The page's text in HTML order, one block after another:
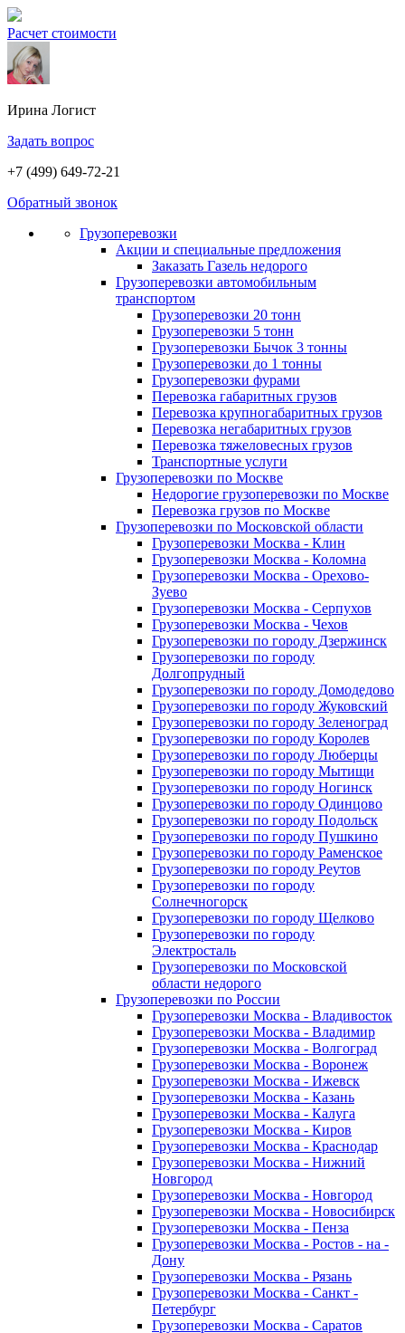
Расчет стоимости
Ирина Логист
Задать вопрос
+7 (499) 649-72-21
Обратный звонок
Грузоперевозки
Акции и специальные предложения
Заказать Газель недорого
Грузоперевозки автомобильным
транспортом
Грузоперевозки 20 тонн
Грузоперевозки 5 тонн
Грузоперевозки Бычок 3 тонны
Грузоперевозки до 1 тонны
Грузоперевозки фурами
Перевозка габаритных грузов
Перевозка крупногабаритных грузов
Перевозка негабаритных грузов
Перевозка тяжеловесных грузов
Транспортные услуги
Грузоперевозки по Москве
Недорогие грузоперевозки по Москве
Перевозка грузов по Москве
Грузоперевозки по Московской области
Грузоперевозки Москва - Клин
Грузоперевозки Москва - Коломна
Грузоперевозки Москва - Орехово-
Зуево
Грузоперевозки Москва - Серпухов
Грузоперевозки Москва - Чехов
Грузоперевозки по городу Дзержинск
Грузоперевозки по городу
Долгопрудный
Грузоперевозки по городу Домодедово
Грузоперевозки по городу Жуковский
Грузоперевозки по городу Зеленоград
Грузоперевозки по городу Королев
Грузоперевозки по городу Люберцы
Грузоперевозки по городу Мытищи
Грузоперевозки по городу Ногинск
Грузоперевозки по городу Одинцово
Грузоперевозки по городу Подольск
Грузоперевозки по городу Пушкино
Грузоперевозки по городу Раменское
Грузоперевозки по городу Реутов
Грузоперевозки по городу
Солнечногорск
Грузоперевозки по городу Щелково
Грузоперевозки по городу
Электросталь
Грузоперевозки по Московской
области недорого
Грузоперевозки по России
Грузоперевозки Москва - Владивосток
Грузоперевозки Москва - Владимир
Грузоперевозки Москва - Волгоград
Грузоперевозки Москва - Воронеж
Грузоперевозки Москва - Ижевск
Грузоперевозки Москва - Казань
Грузоперевозки Москва - Калуга
Грузоперевозки Москва - Киров
Грузоперевозки Москва - Краснодар
Грузоперевозки Москва - Нижний
Новгород
Грузоперевозки Москва - Новгород
Грузоперевозки Москва - Новосибирск
Грузоперевозки Москва - Пенза
Грузоперевозки Москва - Ростов - на -
Дону
Грузоперевозки Москва - Рязань
Грузоперевозки Москва - Санкт -
Петербург
Грузоперевозки Москва - Саратов